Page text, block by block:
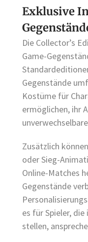
Exklusive
Die Collector’s
Game-
Gegenstände
Kostüme für
ermöglichen, ihr
Zusätzlich
oder Sieg-
Online-Matches
Gegenstände
es für Spieler, die
stellen,